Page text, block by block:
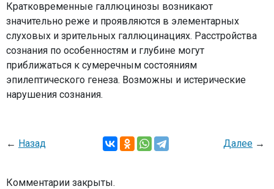
Кратковременные галлюцинозы возникают
значительно реже и проявляются в элементарных
слуховых и зрительных галлюцинациях. Расстройства
сознания по особенностям и глубине могут
приближаться к сумеречным состояниям
эпилептического генеза. Возможны и истерические
нарушения сознания.
← Назад Далее →
Комментарии закрыты.